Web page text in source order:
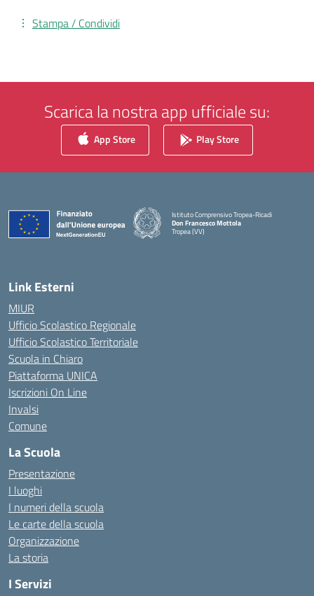
Stampa / Condividi
Scarica la nostra app ufficiale su:
App Store Play Store
Istituto Comprensivo Tropea-Ricadi
Don Francesco Mottola
Tropea (VV)
— Visita la pagina iniziale della scuola
Link Esterni
MIUR
Ufficio Scolastico Regionale
Ufficio Scolastico Territoriale
Scuola in Chiaro
Piattaforma UNICA
Iscrizioni On Line
Invalsi
Comune
La Scuola
Presentazione
I luoghi
I numeri della scuola
Le carte della scuola
Organizzazione
La storia
I Servizi